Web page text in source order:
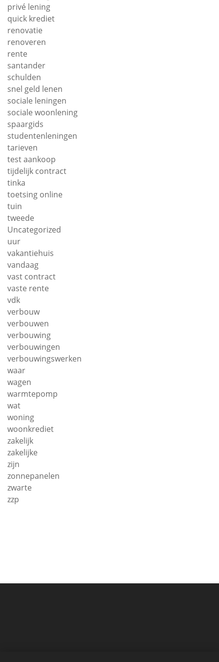
privé lening
quick krediet
renovatie
renoveren
rente
santander
schulden
snel geld lenen
sociale leningen
sociale woonlening
spaargids
studentenleningen
tarieven
test aankoop
tijdelijk contract
tinka
toetsing online
tuin
tweede
Uncategorized
uur
vakantiehuis
vandaag
vast contract
vaste rente
vdk
verbouw
verbouwen
verbouwing
verbouwingen
verbouwingswerken
waar
wagen
warmtepomp
wat
woning
woonkrediet
zakelijk
zakelijke
zijn
zonnepanelen
zwarte
zzp